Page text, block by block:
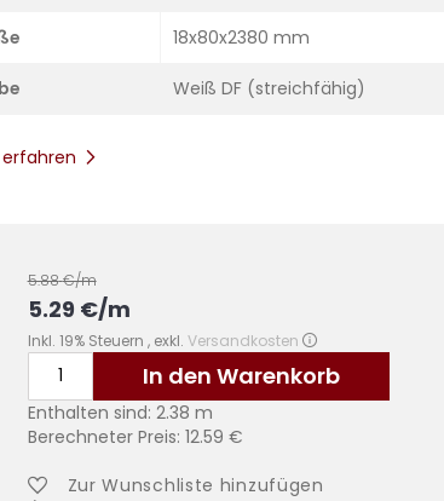
18x80x2380 mm
Weiß DF (streichfähig)
5.88€/m
5.29 €/m
Inkl. 19% Steuern , exkl. Versandkosten
In den Warenkorb
Enthalten sind: 2.38 m
Berechneter Preis: 12.59 €
Zur Wunschliste hinzufügen